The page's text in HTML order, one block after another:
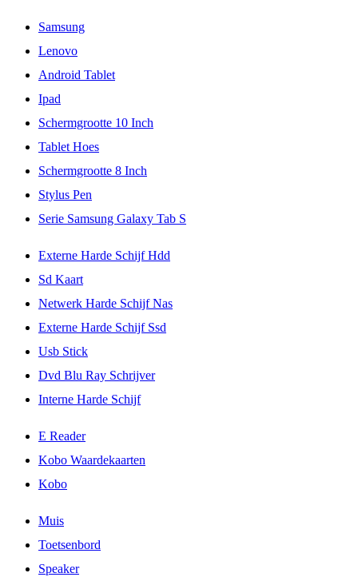
Samsung
Lenovo
Android Tablet
Ipad
Schermgrootte 10 Inch
Tablet Hoes
Schermgrootte 8 Inch
Stylus Pen
Serie Samsung Galaxy Tab S
Externe Harde Schijf Hdd
Sd Kaart
Netwerk Harde Schijf Nas
Externe Harde Schijf Ssd
Usb Stick
Dvd Blu Ray Schrijver
Interne Harde Schijf
E Reader
Kobo Waardekaarten
Kobo
Muis
Toetsenbord
Speaker